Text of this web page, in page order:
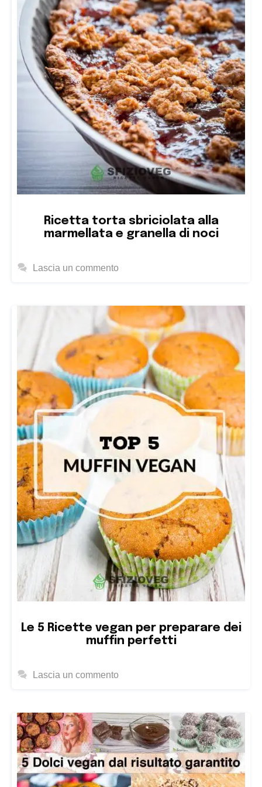
Ricetta torta sbriciolata alla
marmellata e granella di noci
Lascia un commento
Le 5 Ricette vegan per preparare dei
muffin perfetti
Lascia un commento